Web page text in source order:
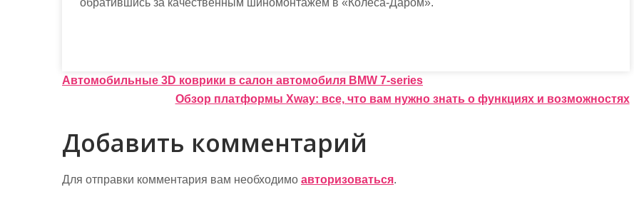
обратившись за качественным шиномонтажем в «Колеса-Даром».
Н
в
и
г
Автомобильные 3D коврики в салон автомобиля BMW 7-series
Обзор платформы Xway: все, что вам нужно знать о функциях и возможностях
Добавить комментарий
Для отправки комментария вам необходимо авторизоваться.